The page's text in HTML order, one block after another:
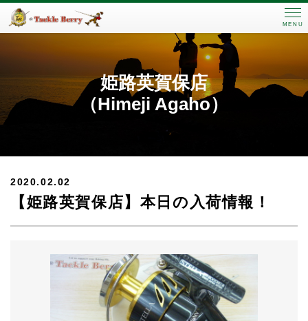
MENU
姫路英賀保店
（Himeji Agaho）
2020.02.02
【姫路英賀保店】本日の入荷情報！